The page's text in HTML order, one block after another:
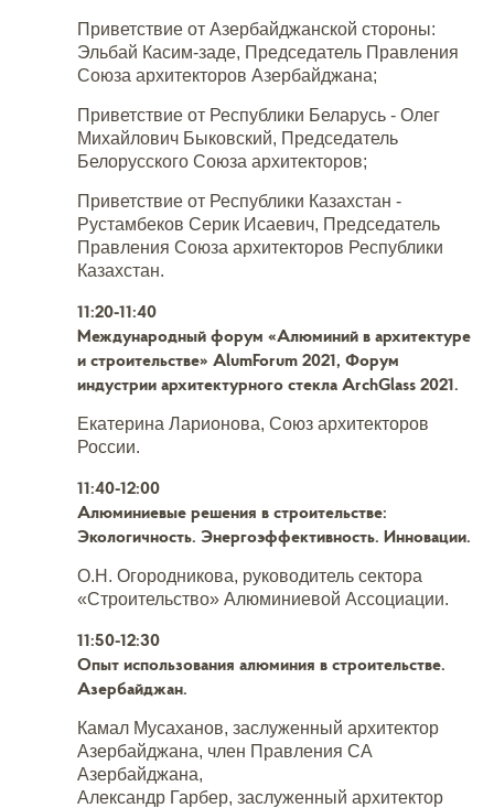
Приветствие от Азербайджанской стороны:
Эльбай Касим-заде, Председатель Правления
Союза архитекторов Азербайджана;
Приветствие от Республики Беларусь - Олег
Михайлович Быковский, Председатель
Белорусского Союза архитекторов;
Приветствие от Республики Казахстан -
Рустамбеков Серик Исаевич, Председатель
Правления Союза архитекторов Республики
Казахстан.
11:20-11:40
Международный форум «Алюминий в архитектуре
и строительстве» AlumForum 2021, Форум
индустрии архитектурного стекла ArchGlass 2021.
Екатерина Ларионова, Союз архитекторов
России.
11:40-12:00
Алюминиевые решения в строительстве:
Экологичность. Энергоэффективность. Инновации.
О.Н. Огородникова, руководитель сектора
«Строительство» Алюминиевой Ассоциации.
11:50-12:30
Опыт использования алюминия в строительстве.
Азербайджан.
Камал Мусаханов, заслуженный архитектор
Азербайджана, член Правления СА
Азербайджана,
Александр Гарбер, заслуженный архитектор